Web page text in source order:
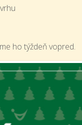
ho týždeň vopred.